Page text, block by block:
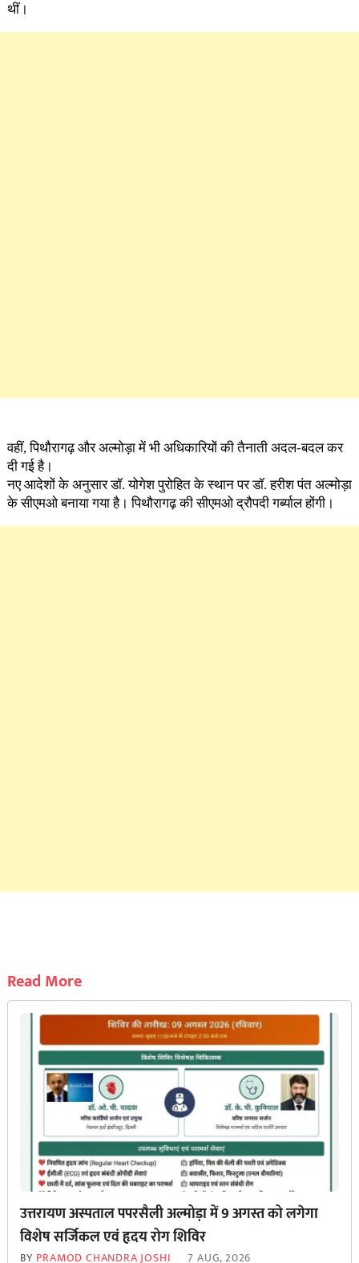
थीं।
वहीं, पिथौरागढ़ और अल्मोड़ा में भी अधिकारियों की तैनाती अदल-बदल कर
दी गई है।
नए आदेशों के अनुसार डॉ. योगेश पुरोहित के स्थान पर डॉ. हरीश पंत अल्मोड़ा
के सीएमओ बनाया गया है। पिथौरागढ़ की सीएमओ द्रौपदी गर्ब्याल होंगी।
Read More
उत्तरायण अस्पताल पपरसैली अल्मोड़ा में 9 अगस्त को लगेगा
विशेष सर्जिकल एवं हृदय रोग शिविर
BY PRAMOD CHANDRA JOSHI 7 AUG, 2026